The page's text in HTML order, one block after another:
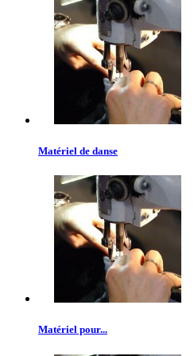
Matériel de danse
Matériel pour...